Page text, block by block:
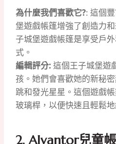
為什麼我們喜歡它?: 這個
堡遊戲帳篷增強了創造力
子城堡遊戲帳篷是享受戶
式。
編輯評分: 這個王子城堡遊
孩。她們會喜歡她的新秘
跳和發光星星。這個遊戲
玻璃桿，以便快速且輕鬆地
2. Alvantor兒童